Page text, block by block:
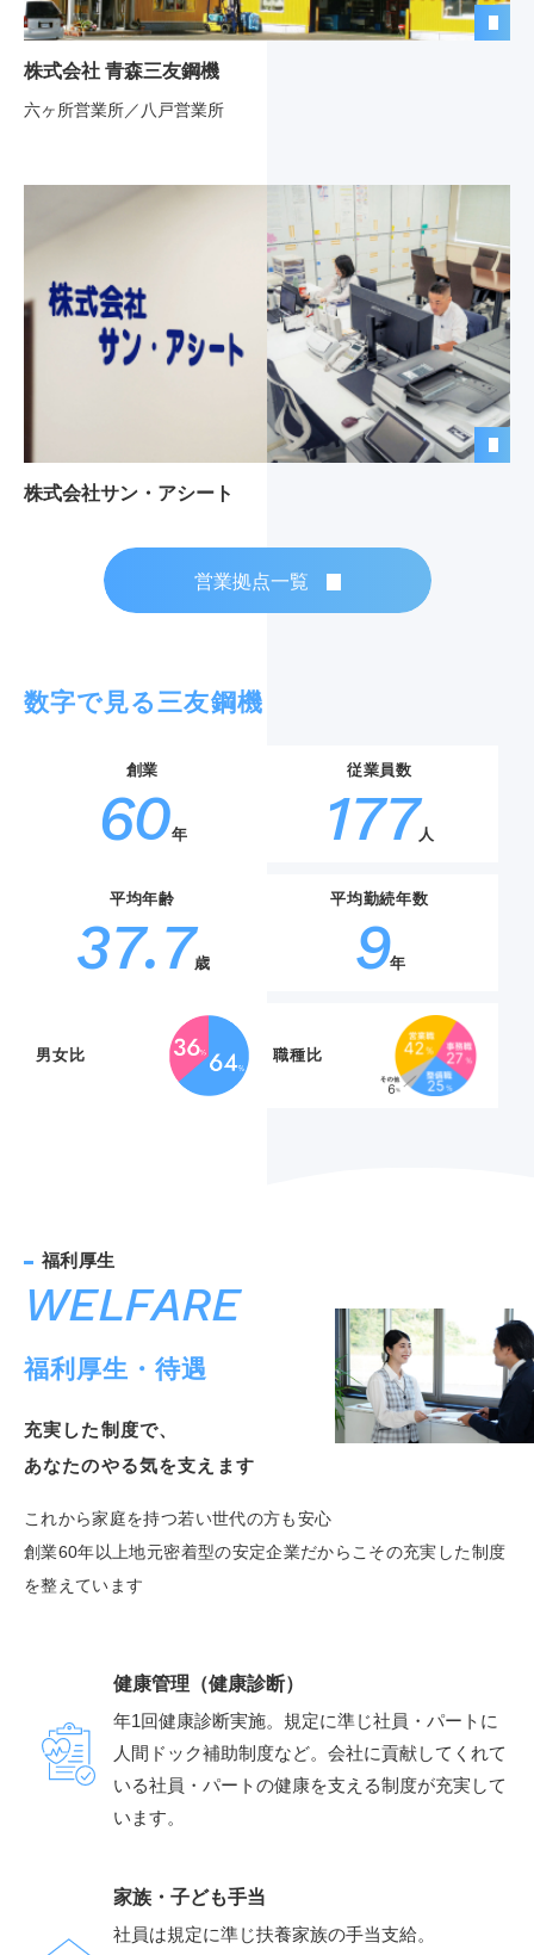
株式会社 青森三友鋼機
六ヶ所営業所／八戸営業所
株式会社サン・アシート
営業拠点一覧
数字で見る三友鋼機
60年 177人
37.7歳 9年
WELFARE
福利厚生・待遇
充実した制度で、
あなたのやる気を支えます
これから家庭を持つ若い世代の方も安心
創業60年以上地元密着型の安定企業だからこその充実した制度
を整えています
健康管理（健康診断）
年1回健康診断実施。規定に準じ社員・パートに
人間ドック補助制度など。 会社に貢献してくれて
いる社員・パートの健康を支える制度が充実して
います。
家族・子ども手当
社員は規定に準じ扶養家族の手当支給。